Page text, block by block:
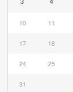
3 4
10 11
17 18
24 25
31